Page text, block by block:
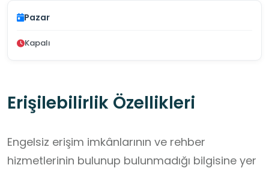
Pazar
Kapalı
Erişilebilirlik Özellikleri
Engelsiz erişim imkânlarının ve rehber
hizmetlerinin bulunup bulunmadığı bilgisine yer